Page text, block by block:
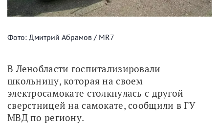
Фото: Дмитрий Абрамов / MR7
В Ленобласти госпитализировали
школьницу, которая на своем
электросамокате столкнулась с другой
сверстницей на самокате, сообщили в ГУ
МВД по региону.